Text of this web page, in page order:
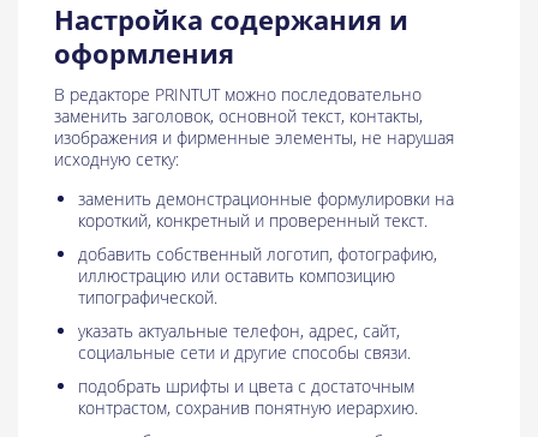
Настройка содержания и
оформления
В редакторе PRINTUT можно последовательно
заменить заголовок, основной текст, контакты,
изображения и фирменные элементы, не нарушая
исходную сетку:
заменить демонстрационные формулировки на
короткий, конкретный и проверенный текст.
добавить собственный логотип, фотографию,
иллюстрацию или оставить композицию
типографической.
указать актуальные телефон, адрес, сайт,
социальные сети и другие способы связи.
подобрать шрифты и цвета с достаточным
контрастом, сохранив понятную иерархию.